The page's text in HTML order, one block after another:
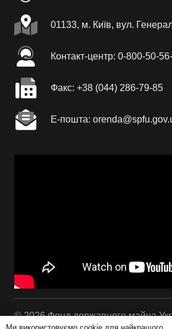
01133, м. Київ, вул.
Контакт-центр: 0-800-50-
Факc: +38 (044) 286-79-85
Е-пошта:
© 2026 Фонд державного майна